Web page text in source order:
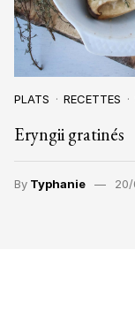
PLATS RECETTES
Eryngii gratinés
By Typhanie 20/